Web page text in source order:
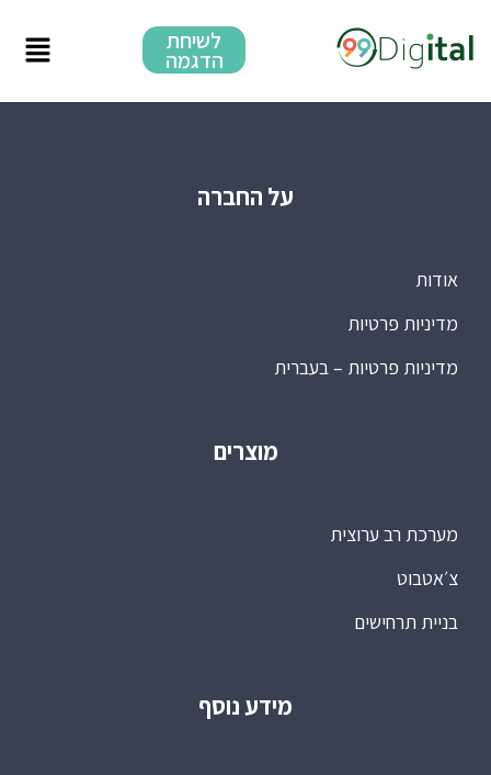
לשיחת
הדגמה
על החברה
אודות
מדיניות פרטיות
מדיניות פרטיות – בעברית
מוצרים
מערכת רב ערוצית
צ׳אטבוט
בניית תרחישים
מידע נוסף